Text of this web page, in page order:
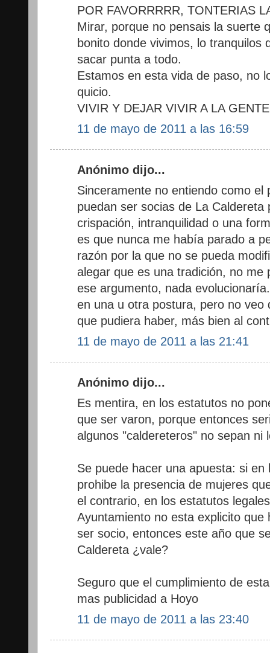
POR FAVORRRRR, TONTERIAS
Mirar, porque no pensais la suerte
bonito donde vivimos, lo tranquilos
sacar punta a todo.
Estamos en esta vida de paso, no
quicio.
VIVIR Y DEJAR VIVIR A LA
11 de mayo de 2011 a las 16:59
Anónimo dijo...
Sinceramente no entiendo como el
puedan ser socias de La Caldereta
crispación, intranquilidad o una
es que nunca me había parado a
razón por la que no se pueda
alegar que es una tradición, no me
ese argumento, nada
en una u otra postura, pero no veo
que pudiera haber, más bien al
11 de mayo de 2011 a las 21:41
Anónimo dijo...
Es mentira, en los estatutos no
que ser varon, porque entonces
algunos "caldereteros" no sepan ni
Se puede hacer una apuesta: si
prohibe la presencia de mujeres
el contrario, en los estatutos
Ayuntamiento no esta explicito
ser socio, entonces este año que
Caldereta ¿vale?
Seguro que el cumplimiento de
mas publicidad a Hoyo
11 de mayo de 2011 a las 23:40